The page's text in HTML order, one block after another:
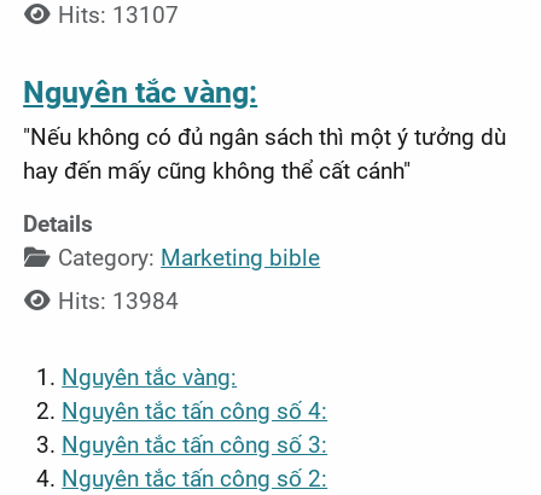
Hits: 13107
Nguyên tắc vàng:
"Nếu không có đủ ngân sách thì một ý tưởng dù
hay đến mấy cũng không thể cất cánh"
Details
Category: Marketing bible
Hits: 13984
Nguyên tắc vàng:
Nguyên tắc tấn công số 4:
Nguyên tắc tấn công số 3:
Nguyên tắc tấn công số 2: